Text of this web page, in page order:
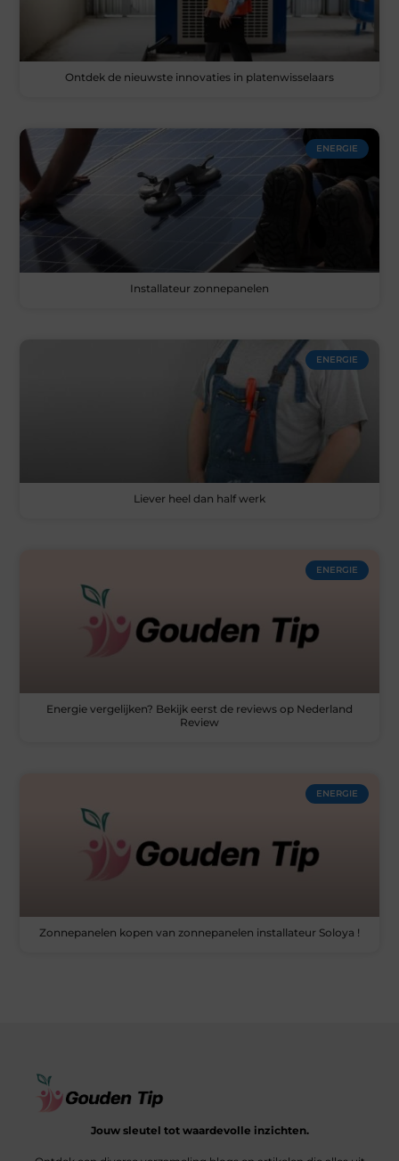
Ontdek de nieuwste innovaties in platenwisselaars
ENERGIE
Installateur zonnepanelen
ENERGIE
Liever heel dan half werk
ENERGIE
Energie vergelijken? Bekijk eerst de reviews op Nederland
Review
ENERGIE
Zonnepanelen kopen van zonnepanelen installateur Soloya !
Jouw sleutel tot waardevolle inzichten.